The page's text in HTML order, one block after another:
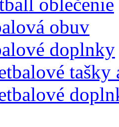
obuv
doplnky
tašky